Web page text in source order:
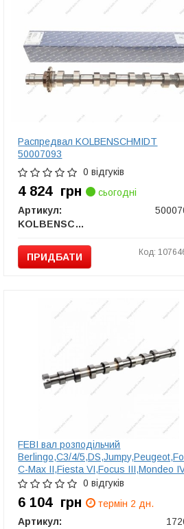
Распредвал KOLBENSCHMIDT
50007093
0 відгуків
4 824 грн
сьогодні
Артикул:
KOLBENSCHMIDT
ПРИДБАТИ Код:
FEBI вал розподільчий
Berlingo,C3/4/
C-Max II,Fiesta VI,Focus III,Mondeo
1.6HDI/TDCi
0 відгуків
6 104 грн
термін 2 дн.
Артикул: